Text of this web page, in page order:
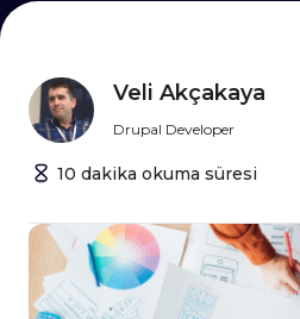
Veli Akçakaya
Drupal Developer
10 dakika okuma süresi